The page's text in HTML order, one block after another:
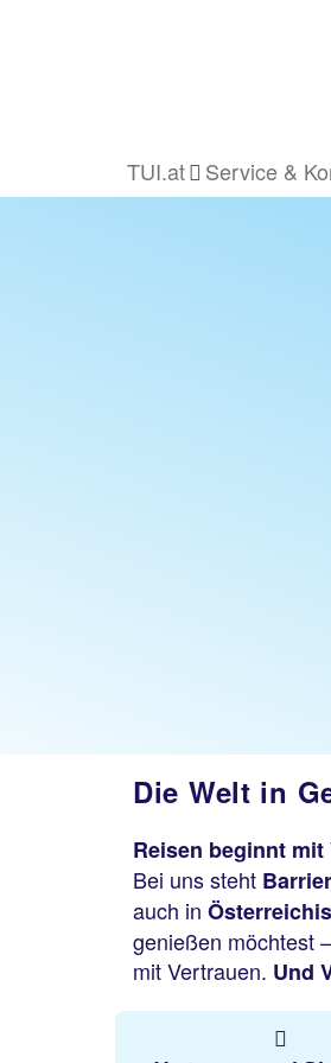
TUI.at Service &
Die Welt in
Reisen beginnt
Bei uns steht
auch in
genießen möchtest
mit Vertrauen. Und